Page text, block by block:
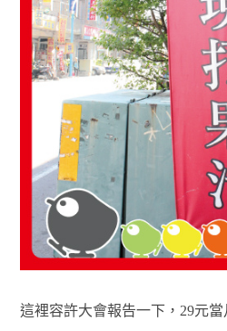
這裡容許大會報告一下，29元